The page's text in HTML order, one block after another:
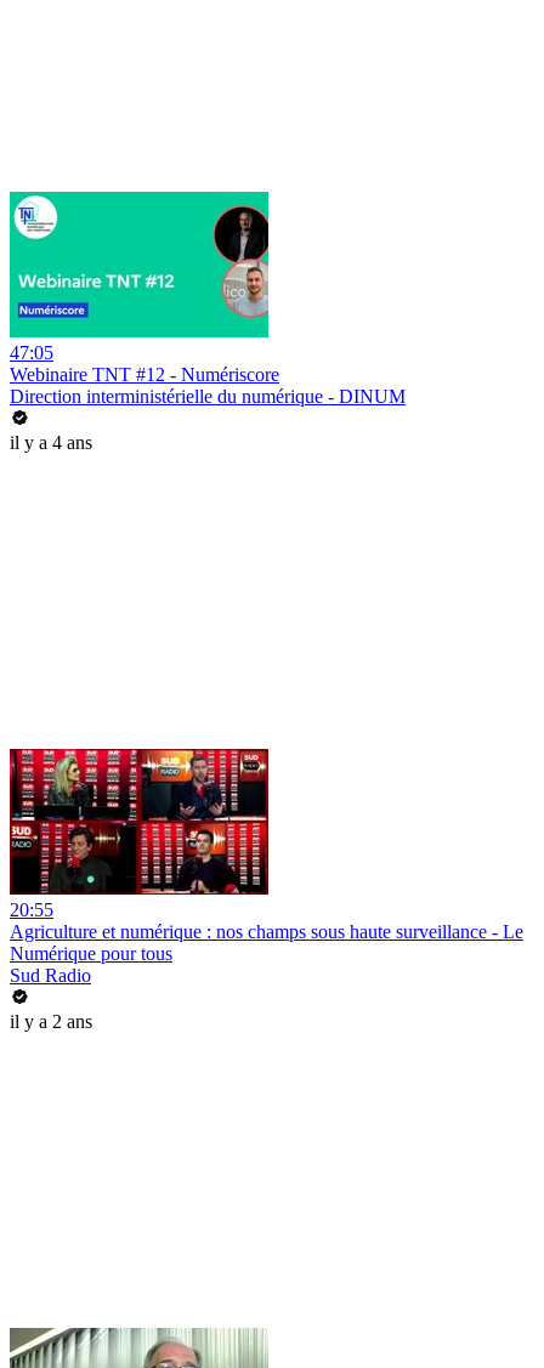
47:05
Webinaire TNT #12 - Numériscore
Direction interministérielle du numérique - DINUM
il y a 4 ans
20:55
Agriculture et numérique : nos champs sous haute surveillance - Le
Numérique pour tous
Sud Radio
il y a 2 ans